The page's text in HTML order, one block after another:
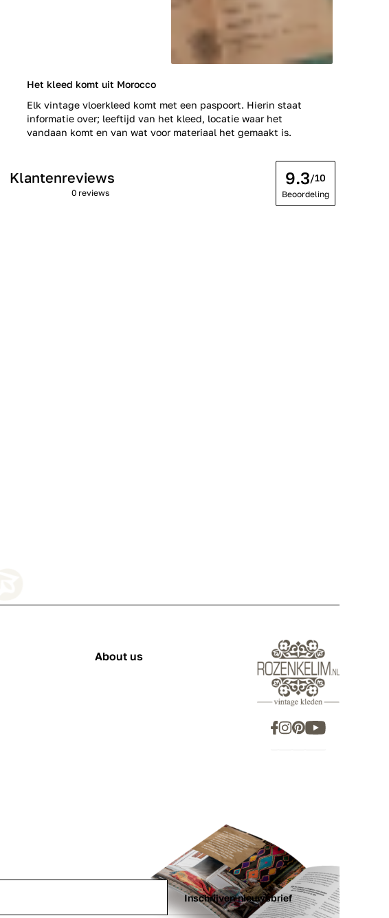
Het kleed komt uit Morocco
Elk vintage vloerkleed komt met een paspoort. Hierin staat
informatie over; leeftijd van het kleed, locatie waar het
vandaan komt en van wat voor materiaal het gemaakt is.
Klantenreviews
0 reviews
9.3/10
Beoordeling
About us
Inschrijven nieuwsbrief